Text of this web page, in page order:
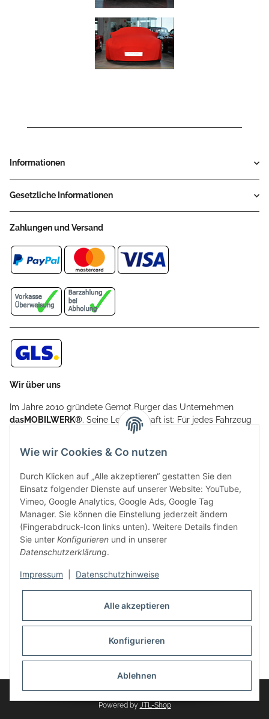
Informationen
Gesetzliche Informationen
Zahlungen und Versand
Wir über uns
Im Jahre 2010 gründete Gernot Burger das Unternehmen
dasMOBILWERK®. Seine Leidenschaft ist: Für jedes Fahrzeug
ein Car Cover anzubieten - passgenau und individuell.
weitere Produkte, wie Reifenschuhe, Hardtopständer hinzu.
sind mit hochwertigen Techniken und Materialien gefertigt.
dasMOBILWERK® ist seit der Gründung ein
Familienunternehmen, welches sich seit 2010 auf
Wachstumskurs befindet. Hier haben Sie zu den üblichen
Geschäftszeiten immer einen persönlichen Ansprechpartner,
sofern Sie Fragen rund um die Produkte von dasMOBILWERK
* Alle Preise inkl. gesetzlicher USt., zzgl.Versand
Powered by JTL-Shop
Wie wir Cookies & Co nutzen
Durch Klicken auf „Alle akzeptieren“ gestatten Sie den
Einsatz folgender Dienste auf unserer Website: YouTube,
Vimeo, Google Analytics, Google Ads, Google Tag
Manager. Sie können die Einstellung jederzeit ändern
(Fingerabdruck-Icon links unten). Weitere Details finden
Sie unter Konfigurieren und in unserer
Datenschutzerklärung.
Impressum Datenschutzhinweise
Alle akzeptieren
Konfigurieren
Ablehnen